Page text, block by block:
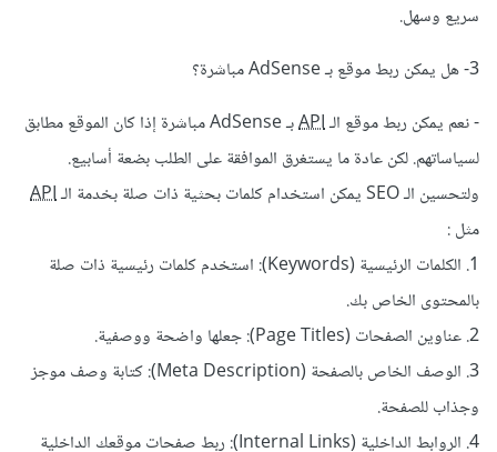
سريع وسهل.
3- هل يمكن ربط موقع بـ AdSense مباشرة؟
- نعم يمكن ربط موقع الـAPI
بـ AdSense مباشرة إذا كان الموقع مطابق
لسياساتهم. لكن عادة ما يستغرق الموافقة على الطلب بضعة أسابيع.
ولتحسين الـ SEO يمكن استخدام كلمات بحثية ذات صلة بخدمة الـ
API
مثل
1. الكلمات الرئيسية (Keywords): استخدم كلمات رئيسية ذات صلة
بالمحتوى الخاص بك.
2. عناوين الصفحات (Page Titles): جعلها واضحة ووصفية.
3. الوصف الخاص بالصفحة (Meta Description): كتابة وصف موجز
وجذاب للصفحة.
4. الروابط الداخلية (Internal Links): ربط صفحات موقعك الداخلية